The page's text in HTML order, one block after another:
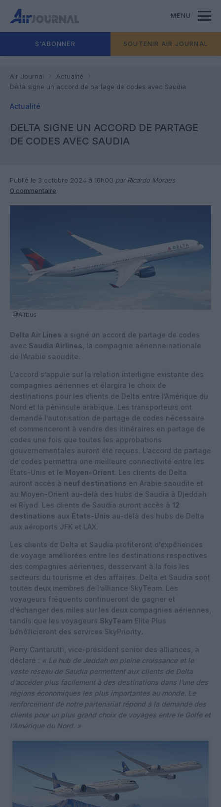
MENU
S'ABONNER SOUTENIR AIR JOURNAL
Air Journal
Actualité
Delta signe un accord de partage de codes avec Saudia
Actualité
DELTA SIGNE UN ACCORD DE PARTAGE
DE CODES AVEC SAUDIA
Publié le 3 octobre 2024 à 16h00 par Ricardo Moraes
0 commentaire
@Airbus
Delta Air Lines a signé un accord de partage de codes
avec Saudia Airlines , la compagnie aérienne nationale
de l’Arabie saoudite.
L’accord s’appuie sur la relation interligne existante des
compagnies aériennes et élargira le choix de
destinations pour les clients de Delta entre l’Amérique du
Nord et la péninsule arabique. Les transporteurs ont
demandé l’autorisation de partage de codes nécessaire
et commenceront à vendre des itinéraires en partage de
codes une fois que toutes les approbations
gouvernementales auront été reçues. L’accord de partage
de codes permettra une meilleure connectivité entre les
États-Unis et le Moyen-Orient. Les clients de Delta
auront accès à neuf destinations en Arabie saoudite et
au Moyen-Orient au-delà des hubs de Saudia à Djeddah
et Riyad. Les clients de Saudia auront accès à 12
destinations aux États-Unis au-delà des hubs de Delta
aux aéroports JFK et LAX.
Les clients de Delta et Saudia profiteront d’expériences
de voyage améliorées entre les destinations respectives
des compagnies aériennes, desservant à la fois les
secteurs du tourisme et des affaires. Delta et Saudia sont
toutes deux membres de l’alliance SkyTeam. Les
voyageurs fréquents continueront de gagner et
d’échanger des miles sur les deux compagnies aériennes,
tandis que les voyageurs SkyTeam Elite Plus
bénéficieront des services SkyPriority.
Perry Cantarutti, vice-président senior des alliances, a
déclaré : « Le hub de Jeddah en pleine croissance et le
vaste réseau de Saudia permettent aux clients de Delta
d’accéder plus facilement à des destinations dans l’une des
régions économiques les plus importantes au monde. Le
renforcement de notre partenariat répond à la demande des
clients pour un plus grand choix de voyages entre le Golfe et
l’Amérique du Nord. »